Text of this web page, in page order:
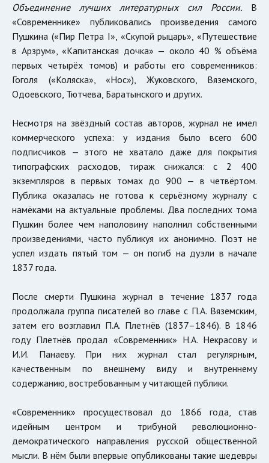
Объединение лучших литературных сил России. В
«Современнике» публиковались произведения самого
Пушкина («Пир Петра I», «Скупой рыцарь», «Путешествие
в Арзрум», «Капитанская дочка» — около 40 % объёма
первых четырёх томов) и работы его современников:
Гоголя («Коляска», «Нос»), Жуковского, Вяземского,
Одоевского, Тютчева, Баратынского и других.
Несмотря на звёздный состав авторов, журнал не имел
коммерческого успеха: у издания было всего 600
подписчиков — этого не хватало даже для покрытия
типографских расходов, тираж снижался: с 2 400
экземпляров в первых томах до 900 — в четвёртом.
Публика оказалась не готова к серьёзному журналу с
намёками на актуальные проблемы. Два последних тома
Пушкин более чем наполовину наполнил собственными
произведениями, часто публикуя их анонимно. Поэт не
успел издать пятый том — он погиб на дуэли в начале
1837 года.
После смерти Пушкина журнал в течение 1837 года
продолжала группа писателей во главе с П.А. Вяземским,
затем его возглавил П.А. Плетнёв (1837–1846). В 1846
году Плетнёв продал «Современник» Н.А. Некрасову и
И.И. Панаеву. При них журнал стал регулярным,
качественным по внешнему виду и внутреннему
содержанию, востребованным у читающей публики.
«Современник» просуществовал до 1866 года, став
идейным центром и трибуной революционно-
демократического направления русской общественной
мысли. В нём были впервые опубликованы такие шедевры